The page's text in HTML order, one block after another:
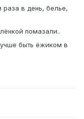
раза в день, белье,
помазали..
быть ёжиком в